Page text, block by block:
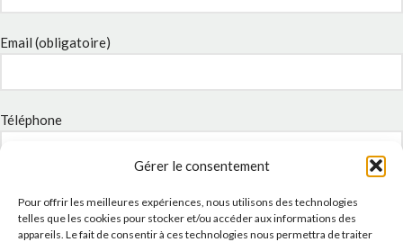
Gérer le consentement
Pour offrir les meilleures expériences, nous utilisons des technologies
telles que les cookies pour stocker et/ou accéder aux informations des
appareils. Le fait de consentir à ces technologies nous permettra de traiter
Email (obligatoire)
Téléphone
Sujet